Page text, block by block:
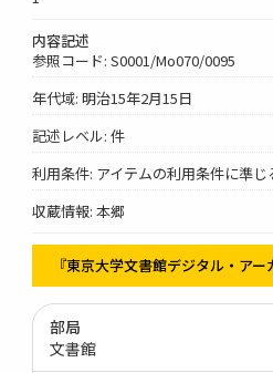
内容記述
参照コード: S0001/Mo070/0095
年代域: 明治15年2月15日
記述レベル: 件
利用条件: アイテムの利用条件に準じ
収蔵情報: 本郷
『東京大学文書館デジタル・ア
部局
文書館